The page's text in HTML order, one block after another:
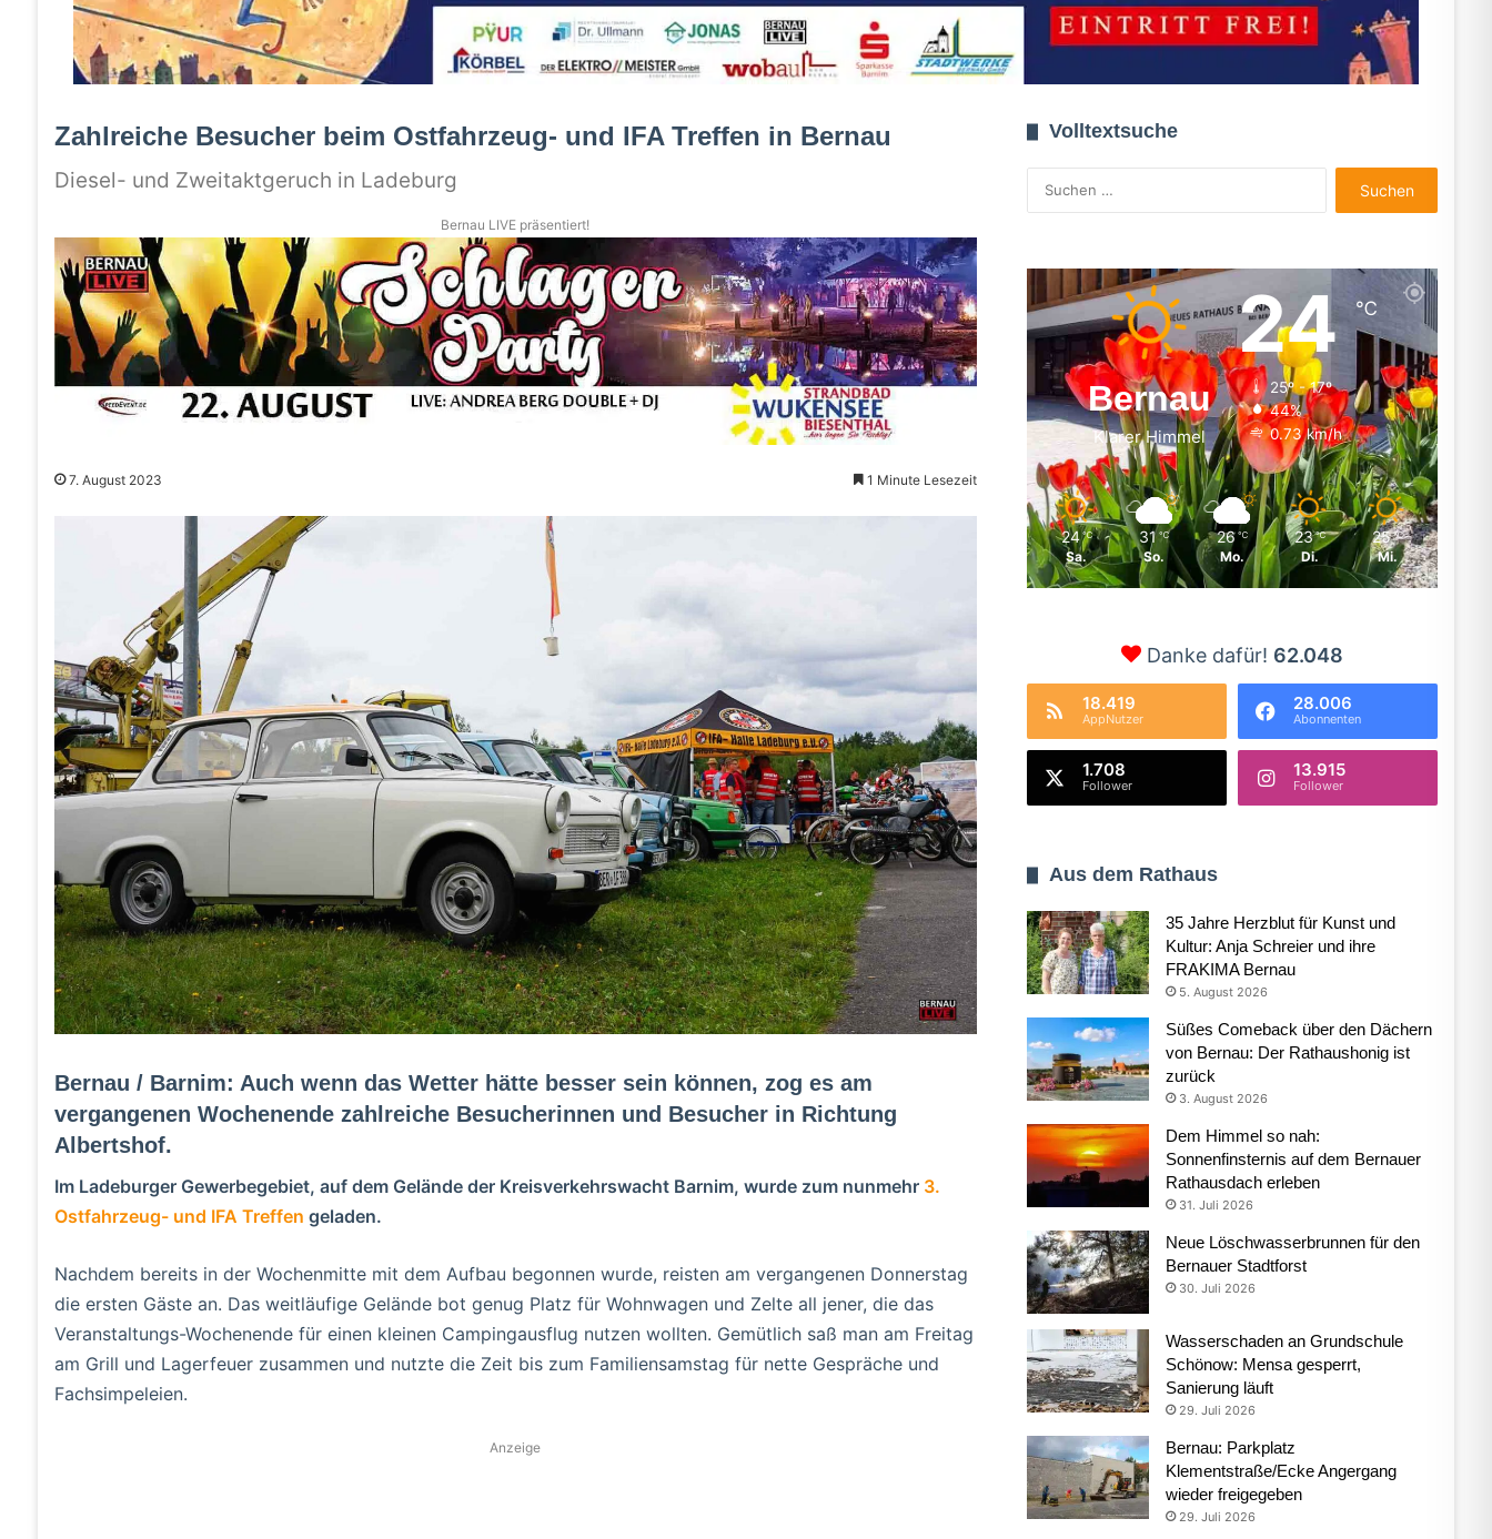
Zahlreiche Besucher beim Ostfahrzeug- und IFA Treffen in Bernau
Diesel- und Zweitaktgeruch in Ladeburg
Bernau LIVE präsentiert!
7. August 2023 1 Minute Lesezeit
Bernau / Barnim: Auch wenn das Wetter hätte besser sein können, zog es am
vergangenen Wochenende zahlreiche Besucherinnen und Besucher in Richtung
Albertshof.
Im Ladeburger Gewerbegebiet, auf dem Gelände der Kreisverkehrswacht Barnim, wurde zum nunmehr 3.
Ostfahrzeug- und IFA Treffen geladen.
Nachdem bereits in der Wochenmitte mit dem Aufbau begonnen wurde, reisten am vergangenen Donnerstag
die ersten Gäste an. Das weitläufige Gelände bot genug Platz für Wohnwagen und Zelte all jener, die das
Veranstaltungs-Wochenende für einen kleinen Campingausflug nutzen wollten. Gemütlich saß man am Freitag
am Grill und Lagerfeuer zusammen und nutzte die Zeit bis zum Familiensamstag für nette Gespräche und
Fachsimpeleien.
Anzeige
Volltextsuche
nach:
Bernau
Klarer Himmel
24℃
25º - 17º
44%
0.73 km/h
24 ℃
Sa.
31 ℃
So.
26 ℃
Mo.
23 ℃
Di.
25 ℃
Mi.
Danke dafür! 62.048
18.419
AppNutzer
28.006
Abonnenten
1.708
Follower
13.915
Follower
Aus dem Rathaus
35 Jahre Herzblut für Kunst und
Kultur: Anja Schreier und ihre
FRAKIMA Bernau
5. August 2026
Süßes Comeback über den Dächern
von Bernau: Der Rathaushonig ist
zurück
3. August 2026
Dem Himmel so nah:
Sonnenfinsternis auf dem Bernauer
Rathausdach erleben
31. Juli 2026
Neue Löschwasserbrunnen für den
Bernauer Stadtforst
30. Juli 2026
Wasserschaden an Grundschule
Schönow: Mensa gesperrt,
Sanierung läuft
29. Juli 2026
Bernau: Parkplatz
Klementstraße/Ecke Angergang
wieder freigegeben
29. Juli 2026